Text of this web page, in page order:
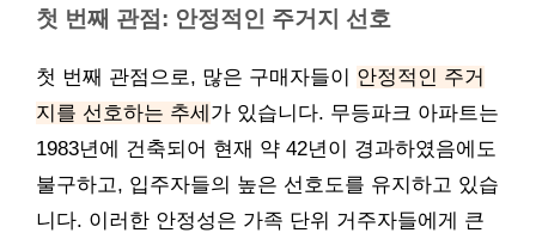
첫 번째 관점: 안정적인 주거지 선호
첫 번째 관점으로, 많은 구매자들이 안정적인 주거
지를 선호하는 추세 가 있습니다. 무등파크 아파트는
1983년에 건축되어 현재 약 42년이 경과하였음에도
불구하고, 입주자들의 높은 선호도를 유지하고 있습
니다. 이러한 안정성은 가족 단위 거주자들에게 큰